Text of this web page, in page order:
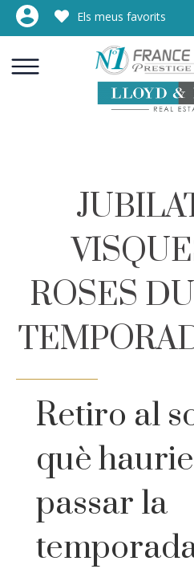
Els meus favorits
ROSES
Retiro al
què
passar la